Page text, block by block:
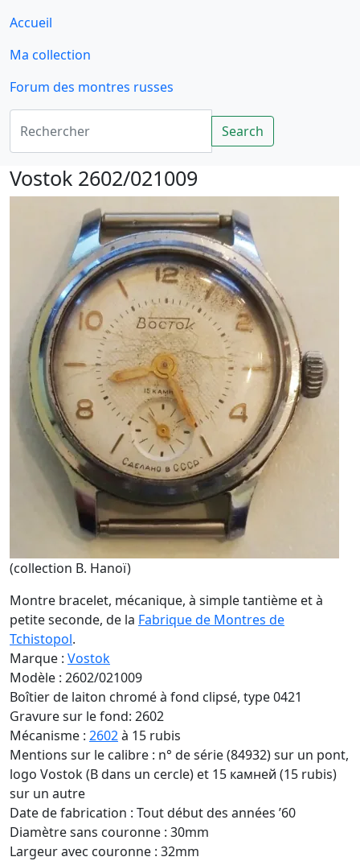
Accueil
Ma collection
Forum des montres russes
Rechercher
Search
Vostok 2602/021009
(collection B. Hanoï)
Montre bracelet, mécanique, à simple tantième et à
petite seconde, de la Fabrique de Montres de
Tchistopol.
Marque : Vostok
Modèle : 2602/021009
Boîtier de laiton chromé à fond clipsé, type 0421
Gravure sur le fond: 2602
Mécanisme : 2602à 15 rubis
Mentions sur le calibre : n° de série (84932) sur un pont,
logo Vostok (B dans un cercle) et 15 камней (15 rubis)
sur un autre
Date de fabrication : Tout début des années ’60
Diamètre sans couronne : 30mm
Largeur avec couronne : 32mm